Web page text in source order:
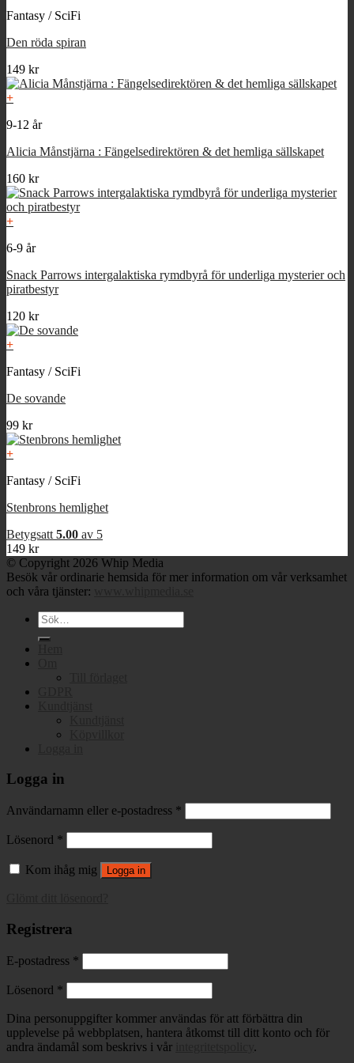
110 kr.99 kr.
Fantasy / SciFi
Den röda spiran
149 kr
+
9-12 år
Alicia Månstjärna : Fängelsedirektören & det hemliga sällskapet
160 kr
+
6-9 år
Snack Parrows intergalaktiska rymdbyrå för underliga mysterier och
piratbestyr
120 kr
+
Fantasy / SciFi
De sovande
99 kr
+
Fantasy / SciFi
Stenbrons hemlighet
Betygsatt 5.00 av 5
149 kr
© Copyright 2026 Whip Media
Besök vår ordinarie hemsida för mer information om vår verksamhet
och våra tjänster:
Sök
efter:
Logga in
Användarnamn eller e-postadress *
Lösenord *
Kom ihåg mig Logga in
Registrera
E-postadress *
Lösenord *
Dina personuppgifter kommer användas för att förbättra din
upplevelse på webbplatsen, hantera åtkomst till ditt konto och för
andra ändamål som beskrivs i vår
.